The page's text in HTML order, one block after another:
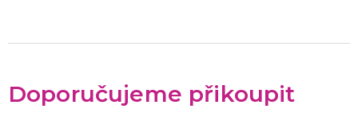
Doporučujeme přikoupit